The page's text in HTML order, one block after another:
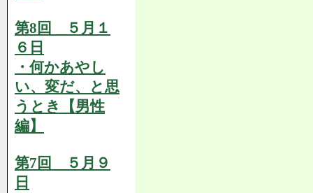
第8回 ５月１
６日
・何かあやし
い、変だ、と思
うとき【男性
編】
第7回 ５月９
日